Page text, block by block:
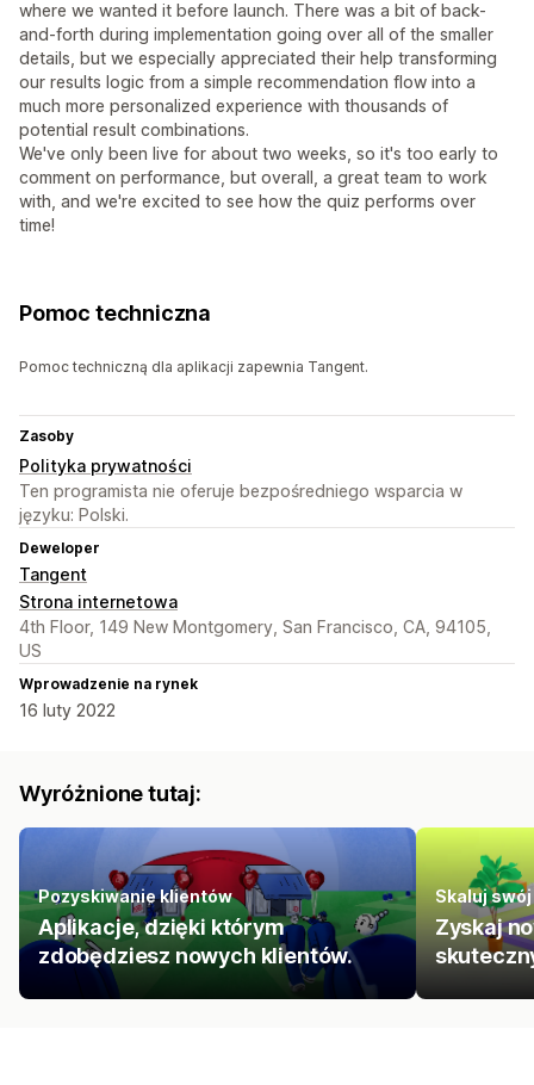
where we wanted it before launch. There was a bit of back-
and-forth during implementation going over all of the smaller
details, but we especially appreciated their help transforming
our results logic from a simple recommendation flow into a
much more personalized experience with thousands of
potential result combinations.
We've only been live for about two weeks, so it's too early to
comment on performance, but overall, a great team to work
with, and we're excited to see how the quiz performs over
time!
Pomoc techniczna
Pomoc techniczną dla aplikacji zapewnia Tangent.
Zasoby
Polityka prywatności
Ten programista nie oferuje bezpośredniego wsparcia w
języku: Polski.
Deweloper
Tangent
Strona internetowa
4th Floor, 149 New Montgomery, San Francisco, CA, 94105,
US
Wprowadzenie na rynek
16 luty 2022
Wyróżnione tutaj:
Pozyskiwanie klientów
Aplikacje, dzięki którym
zdobędziesz nowych klientów.
Skaluj
Zyskaj